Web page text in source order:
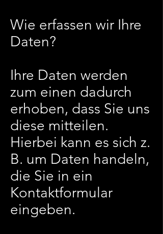
Wie erfassen wir Ihre
Daten?
Ihre Daten werden
zum einen dadurch
erhoben, dass Sie uns
diese mitteilen.
Hierbei kann es sich z.
B. um Daten handeln,
die Sie in ein
Kontaktformular
eingeben.